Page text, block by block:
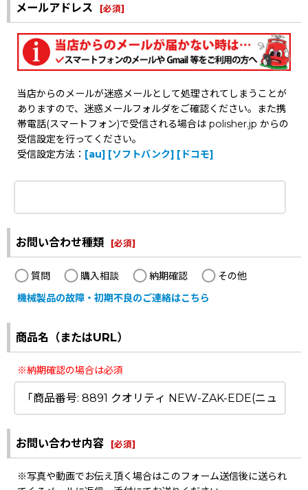
メールアドレス [必須]
当店からのメールが迷惑メールとして処理されてしまうことが
ありますので、迷惑メールフォルダをご確認ください。また携
帯電話(スマートフォン)で受信される場合は polisher.jp からの
受信設定を行ってください。
受信設定方法： [au] [ソフトバンク] [ドコモ]
お問い合わせ種類 [必須]
質問 購入相談 納期確認
その他
機械製品の故障・初期不良のご連絡はこちら
商品名（またはURL）
※納期確認の場合は必須
お問い合わせ内容 [必須]
※写真や動画でお伝え頂く場合はこのフォーム送信後に送られ